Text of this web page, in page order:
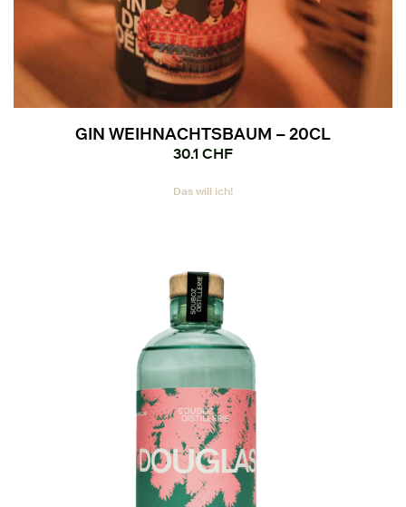
GIN WEIHNACHTSBAUM – 20CL
30.1 CHF
Das will ich!